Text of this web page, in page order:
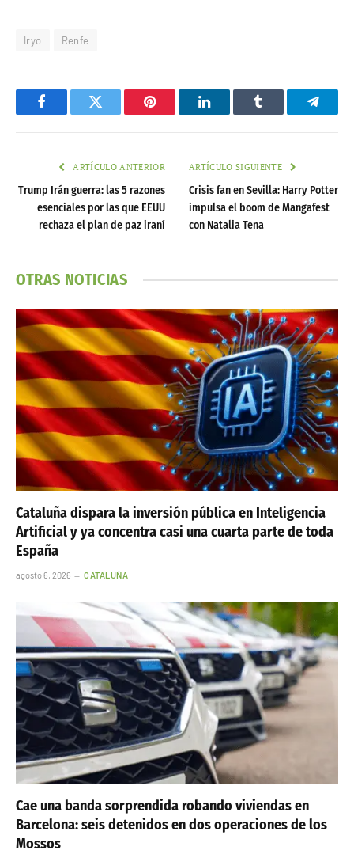
Iryo Renfe
FacebookTwitter Pinterest LinkedInTumblr
ARTÍCULO ANTERIOR
Trump Irán guerra: las 5 razones
esenciales por las que EEUU
rechaza el plan de paz iraní
ARTÍCULO SIGUIENTE
Crisis fan en Sevilla: Harry Potter
impulsa el boom de Mangafest
con Natalia Tena
OTRAS NOTICIAS
Cataluña dispara la inversión pública en Inteligencia
Artificial y ya concentra casi una cuarta parte de toda
España
agosto 6, 2026 CATALUÑA
Cae una banda sorprendida robando viviendas en
Barcelona: seis detenidos en dos operaciones de los
Mossos